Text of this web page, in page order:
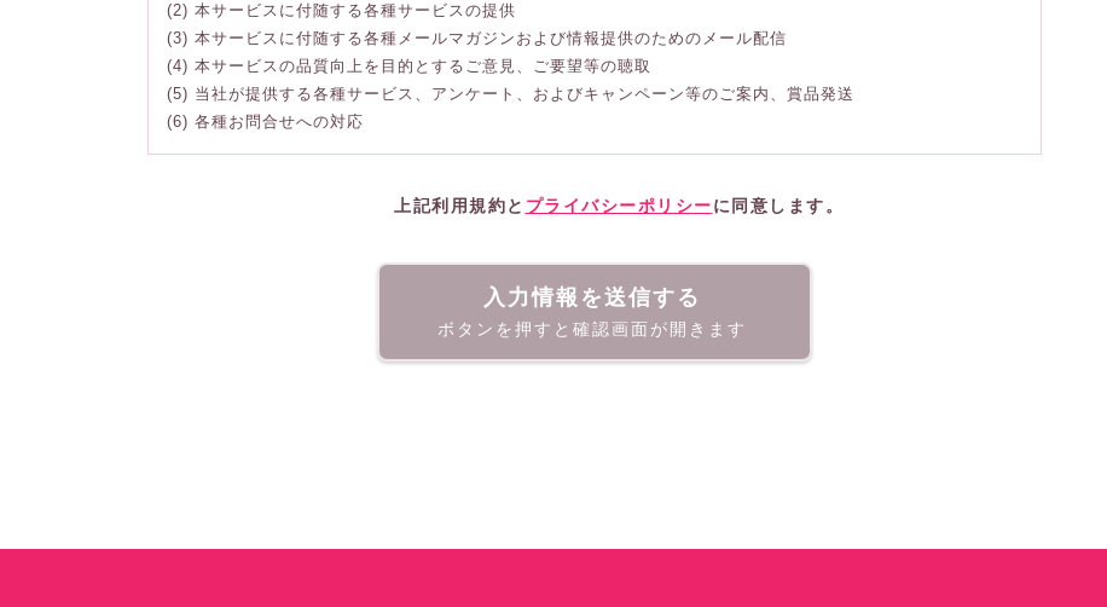
(2) 本サービスに付随する各種サービスの提供
(3) 本サービスに付随する各種メールマガジンおよび情報提供のためのメール配信
(4) 本サービスの品質向上を目的とするご意見、ご要望等の聴取
(5) 当社が提供する各種サービス、アンケート、およびキャンペーン等のご案内、賞品発送
(6) 各種お問合せへの対応
上記利用規約と プライバシーポリシーに同意します。
入力情報を送信する
ボタンを押すと確認画面が開きます